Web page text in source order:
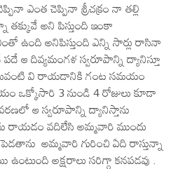
ఎంత చెప్పినా శ్రీచక్రం నా తల్లి
అని పిస్తుంది ఇంకా
ఉంది అనిపిస్తుంది ఎన్ని సార్లు రాసినా
ఆ దివ్యమంగళ స్వరూపాన్ని ద్యానిస్తూ
ఇటువంటి వి రాయడానికి గంట సమయం
ఒక్కోసారి 3 నుండి 4 రోజులు కూడా
ఆ స్వరూపాన్ని ద్యానిస్తాను
రాయడం వదిలేసి అమ్మవారి ముందు
పెడతాను అమ్మవారి గురించి ఏది రాస్తున్నా
అక్షరాలు సరిగ్గా కనపడవు .